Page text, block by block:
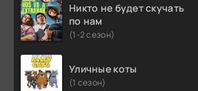
Никто не будет скучать
по нам
(1-2 сезон)
Уличные коты
(1 сезон)